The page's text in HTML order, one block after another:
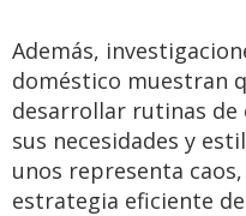
Además,
doméstico muestran
desarrollar rutinas de
sus necesidades y
unos representa
estrategia eficiente